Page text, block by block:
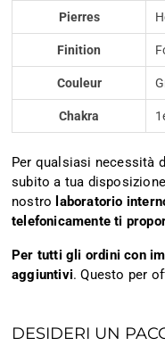
Pierres
Finition
Couleur
Chakra
Per qualsiasi necessità
subito a tua
nostro laboratorio
telefonicamente ti
Per tutti gli ordini con
aggiuntivi. Questo per
DESIDERI UN